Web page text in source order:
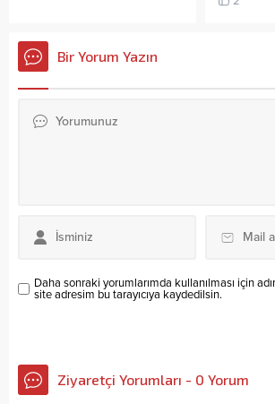
Bir Yorum Yazın
Daha sonraki yorumlarımda kullanılması için
site adresim bu tarayıcıya kaydedilsin.
Ziyaretçi Yorumları - 0 Yorum